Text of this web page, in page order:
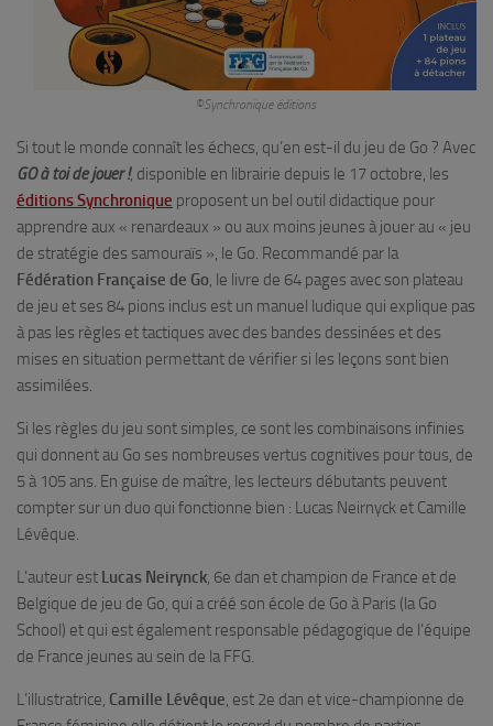
©Synchronique éditions
Si tout le monde connaît les échecs, qu’en est-il du jeu de Go ? Avec
GO à toi de jouer !, disponible en librairie depuis le 17 octobre, les
éditions Synchronique proposent un bel outil didactique pour
apprendre aux « renardeaux » ou aux moins jeunes à jouer au « jeu
de stratégie des samouraïs », le Go. Recommandé par la
Fédération Française de Go, le livre de 64 pages avec son plateau
de jeu et ses 84 pions inclus est un manuel ludique qui explique pas
à pas les règles et tactiques avec des bandes dessinées et des
mises en situation permettant de vérifier si les leçons sont bien
assimilées.
Si les règles du jeu sont simples, ce sont les combinaisons infinies
qui donnent au Go ses nombreuses vertus cognitives pour tous, de
5 à 105 ans. En guise de maître, les lecteurs débutants peuvent
compter sur un duo qui fonctionne bien : Lucas Neirnyck et Camille
Lévêque.
L’auteur est Lucas Neirynck, 6e dan et champion de France et de
Belgique de jeu de Go, qui a créé son école de Go à Paris (la Go
School) et qui est également responsable pédagogique de l’équipe
de France jeunes au sein de la FFG.
L’illustratrice, Camille Lévêque, est 2e dan et vice-championne de